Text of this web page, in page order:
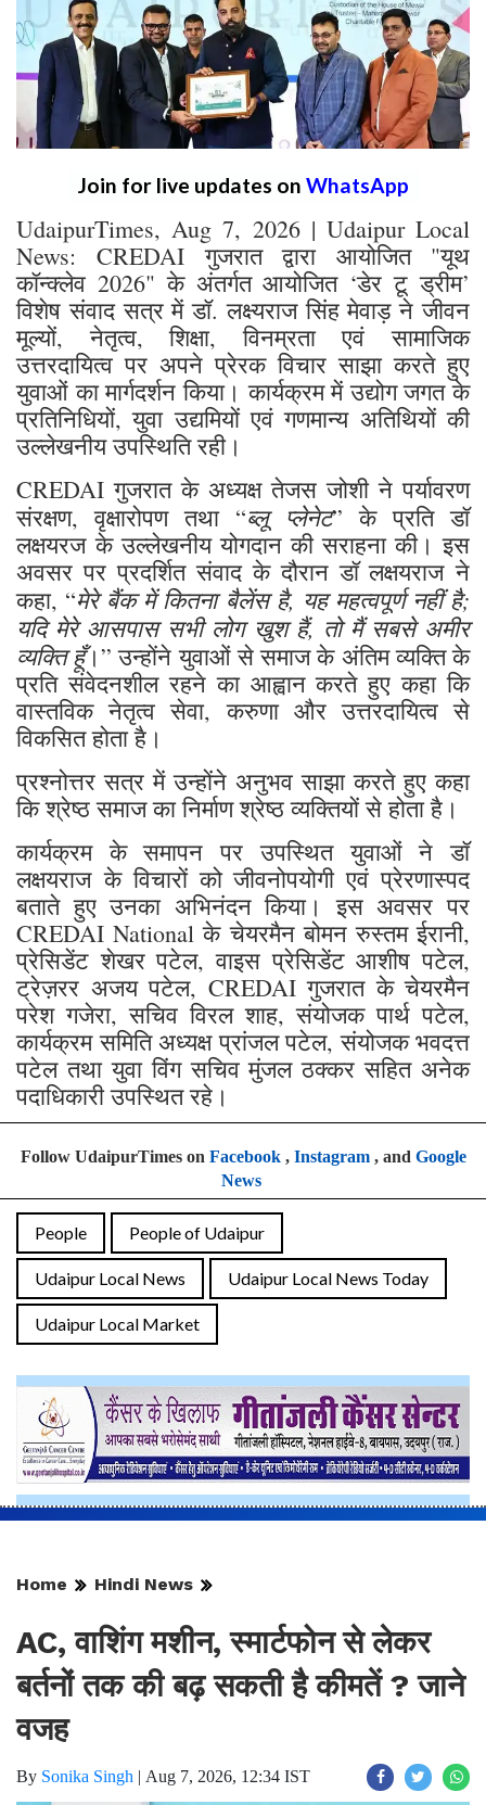
Join for live updates on WhatsApp
UdaipurTimes, Aug 7, 2026 | Udaipur Local
News: CREDAI गुजरात द्वारा आयोजित "यूथ
कॉन्क्लेव 2026" के अंतर्गत आयोजित ‘डेर टू ड्रीम’
विशेष संवाद सत्र में डॉ. लक्ष्यराज सिंह मेवाड़ ने जीवन
मूल्यों, नेतृत्व, शिक्षा, विनम्रता एवं सामाजिक
उत्तरदायित्व पर अपने प्रेरक विचार साझा करते हुए
युवाओं का मार्गदर्शन किया। कार्यक्रम में उद्योग जगत के
प्रतिनिधियों, युवा उद्यमियों एवं गणमान्य अतिथियों की
उल्लेखनीय उपस्थिति रही।
CREDAI गुजरात के अध्यक्ष तेजस जोशी ने पर्यावरण
संरक्षण, वृक्षारोपण तथा “ब्लू प्लेनेट” के प्रति डॉ
लक्षयरज के उल्लेखनीय योगदान की सराहना की। इस
अवसर पर प्रदर्शित संवाद के दौरान डॉ लक्षयराज ने
कहा, “मेरे बैंक में कितना बैलेंस है, यह महत्वपूर्ण नहीं है;
यदि मेरे आसपास सभी लोग खुश हैं, तो मैं सबसे अमीर
व्यक्ति हूँ।” उन्होंने युवाओं से समाज के अंतिम व्यक्ति के
प्रति संवेदनशील रहने का आह्वान करते हुए कहा कि
वास्तविक नेतृत्व सेवा, करुणा और उत्तरदायित्व से
विकसित होता है।
प्रश्नोत्तर सत्र में उन्होंने अनुभव साझा करते हुए कहा
कि श्रेष्ठ समाज का निर्माण श्रेष्ठ व्यक्तियों से होता है।
कार्यक्रम के समापन पर उपस्थित युवाओं ने डॉ
लक्षयराज के विचारों को जीवनोपयोगी एवं प्रेरणास्पद
बताते हुए उनका अभिनंदन किया। इस अवसर पर
CREDAI National के चेयरमैन बोमन रुस्तम ईरानी,
प्रेसिडेंट शेखर पटेल, वाइस प्रेसिडेंट आशीष पटेल,
ट्रेज़रर अजय पटेल, CREDAI गुजरात के चेयरमैन
परेश गजेरा, सचिव विरल शाह, संयोजक पार्थ पटेल,
कार्यक्रम समिति अध्यक्ष प्रांजल पटेल, संयोजक भवदत्त
पटेल तथा युवा विंग सचिव मुंजल ठक्कर सहित अनेक
पदाधिकारी उपस्थित रहे।
Follow UdaipurTimes on Facebook, Instagram, and Google
News
People People of Udaipur
Udaipur Local News Udaipur Local News Today
Udaipur Local Market
Home Hindi News
AC, वाशिंग मशीन, स्मार्टफोन से लेकर
बर्तनों तक की बढ़ सकती है कीमतें ? जाने
वजह
By Sonika Singh | Aug 7, 2026, 12:34 IST